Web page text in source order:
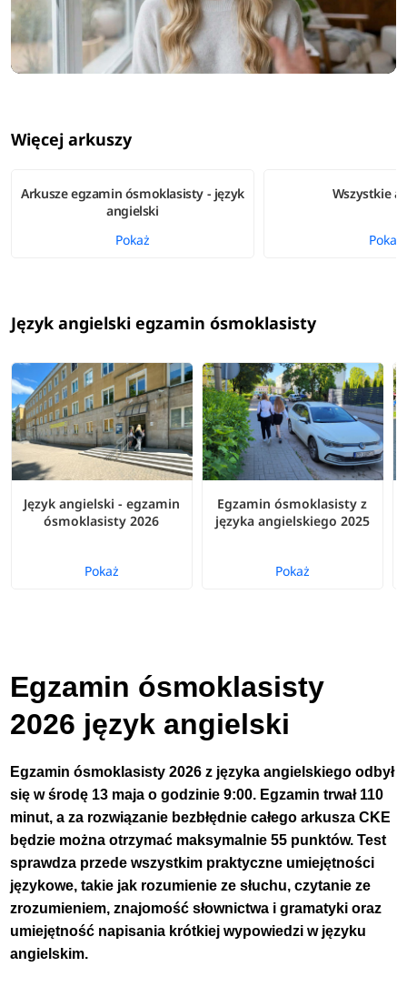
Więcej arkuszy
Arkusze egzamin ósmoklasisty - język
angielski
Pokaż
Wszystkie
Pokaż
Język angielski egzamin ósmoklasisty
Język angielski - egzamin
ósmoklasisty 2026
Pokaż
Egzamin ósmoklasisty z
języka angielskiego 2025
Pokaż
Egzamin ósmoklasisty
2026 język angielski
Egzamin ósmoklasisty 2026 z języka angielskiego odbył
się w środę 13 maja o godzinie 9:00. Egzamin trwał 110
minut, a za rozwiązanie bezbłędnie całego arkusza CKE
będzie można otrzymać maksymalnie 55 punktów. Test
sprawdza przede wszystkim praktyczne umiejętności
językowe, takie jak rozumienie ze słuchu, czytanie ze
zrozumieniem, znajomość słownictwa i gramatyki oraz
umiejętność napisania krótkiej wypowiedzi w języku
angielskim.